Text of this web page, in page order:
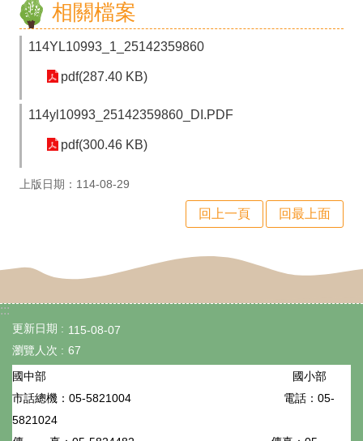
載
資
安
畫
性
平
區
相關檔案
114YL10993_1_25142359860
pdf(287.40 KB)
114yl10993_25142359860_DI.PDF
pdf(300.46 KB)
上版日期：114-08-29
回上一頁 回最上面
:::
更新日期
115-08-07
瀏覽人次
67
國中部 國小部
市話總機： 05-5821004
電話：05-
5821024